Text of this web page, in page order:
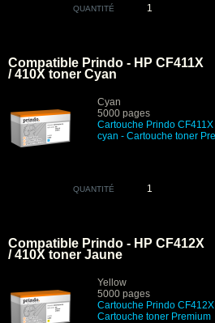
QUANTITÉ
Compatible Prindo - HP CF411X
/ 410X toner Cyan
Cyan
5000 pages
Cartouche Prindo
cyan - Cartouche toner
QUANTITÉ
Compatible Prindo - HP CF412X
/ 410X toner Jaune
Yellow
5000 pages
Cartouche Prindo
Cartouche toner Premium